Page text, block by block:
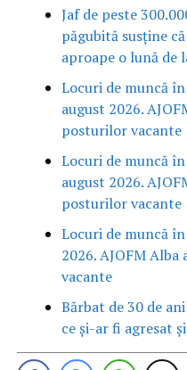
Jaf de peste
păgubită susține
aproape o lună de
Locuri de muncă
august 2026.
posturilor vacante
Locuri de muncă
august 2026.
posturilor vacante
Locuri de muncă
2026. AJOFM
vacante
Bărbat de 30 de
ce și-ar fi agresat